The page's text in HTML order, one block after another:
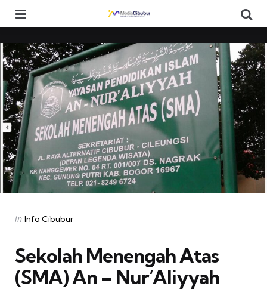
Categories
Posted
in Info Cibubur
Sekolah Menengah Atas
(SMA) An – Nur’Aliyyah